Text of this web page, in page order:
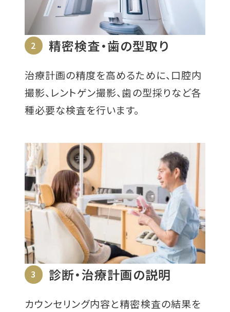
2 精密検査・歯の型取り
治療計画の精度を高めるために、口腔内
撮影、レントゲン撮影、歯の型採りなど各
種必要な検査を行います。
3 診断・治療計画の説明
カウンセリング内容と精密検査の結果を